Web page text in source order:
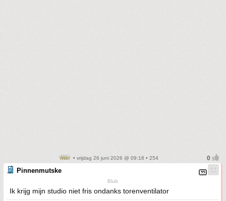
• vrijdag 26 juni 2026 @ 09:18 • 254
Pinnenmutske
Blub
Ik krijg mijn studio niet fris ondanks torenventilator